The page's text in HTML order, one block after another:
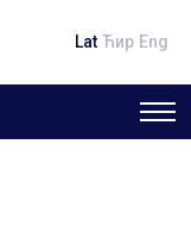
Lat Ћир Eng